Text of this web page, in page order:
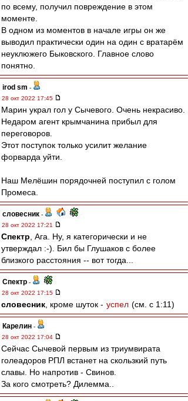
по всему, получил повреждение в этом
моменте.
В одном из моментов в начале игры он же
выводил практически один на один с вратарём
неуклюжего Быковского. Главное слово
понятно.
irod sm -
28 окт 2022 17:45
Марин украл гол у Сычевого. Очень некрасиво.
Недаром агент крымчанина прибыл для
переговоров.
Этот поступок только усилит желание
форварда уйти.
Наш Мелёшин порядочней поступил с голом
Промеса.
словесник -
28 окт 2022 17:21
Спектр , Ага. Ну, я категорически и не
утверждал :-). Бил бы Глушаков с более
близкого расстояния -- вот тогда...
Спектр -
28 окт 2022 17:15
словесник , кроме шуток - успел (см. с 1:11)
Карелин -
28 окт 2022 17:04
Сейчас Сычевой первым из триумвирата
голеадоров РПЛ встанет на скользкий путь
славы. Но напротив - Свинов.
За кого смотреть? Дилемма..